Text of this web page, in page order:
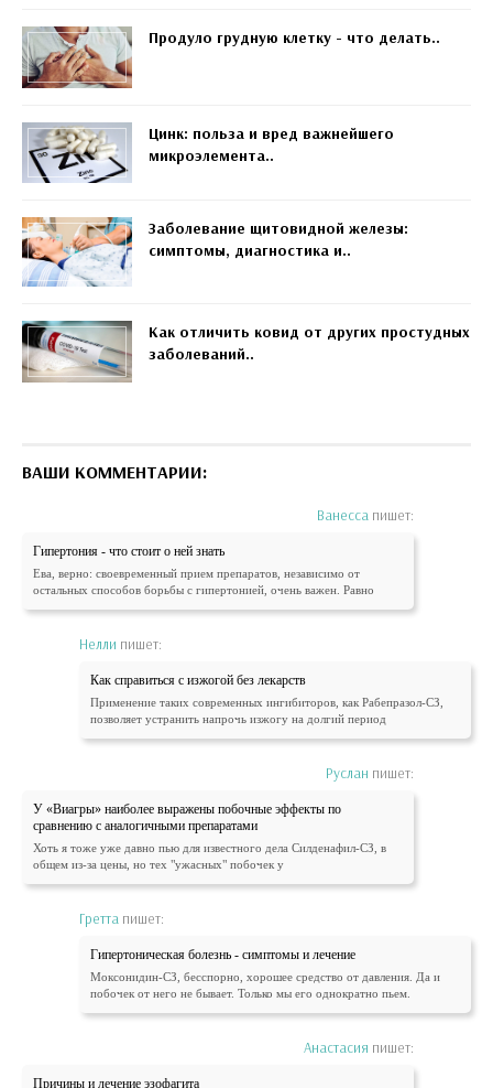
Продуло грудную клетку - что делать..
Цинк: польза и вред важнейшего
микроэлемента..
Заболевание щитовидной железы:
симптомы, диагностика и..
Как отличить ковид от других простудных
заболеваний..
ВАШИ КОММЕНТАРИИ:
Ванесса пишет:
Гипертония - что стоит о ней знать
Ева, верно: своевременный прием препаратов, независимо от
остальных способов борьбы с гипертонией, очень важен. Равно
Нелли пишет:
Как справиться с изжогой без лекарств
Применение таких современных ингибиторов, как Рабепразол-СЗ,
позволяет устранить напрочь изжогу на долгий период
Руслан пишет:
У «Виагры» наиболее выражены побочные эффекты по
сравнению с аналогичными препаратами
Хоть я тоже уже давно пью для известного дела Силденафил-СЗ, в
общем из-за цены, но тех "ужасных" побочек у
Гретта пишет:
Гипертоническая болезнь - симптомы и лечение
Моксонидин-СЗ, бесспорно, хорошее средство от давления. Да и
побочек от него не бывает. Только мы его однократно пьем.
Анастасия пишет:
Причины и лечение эзофагита